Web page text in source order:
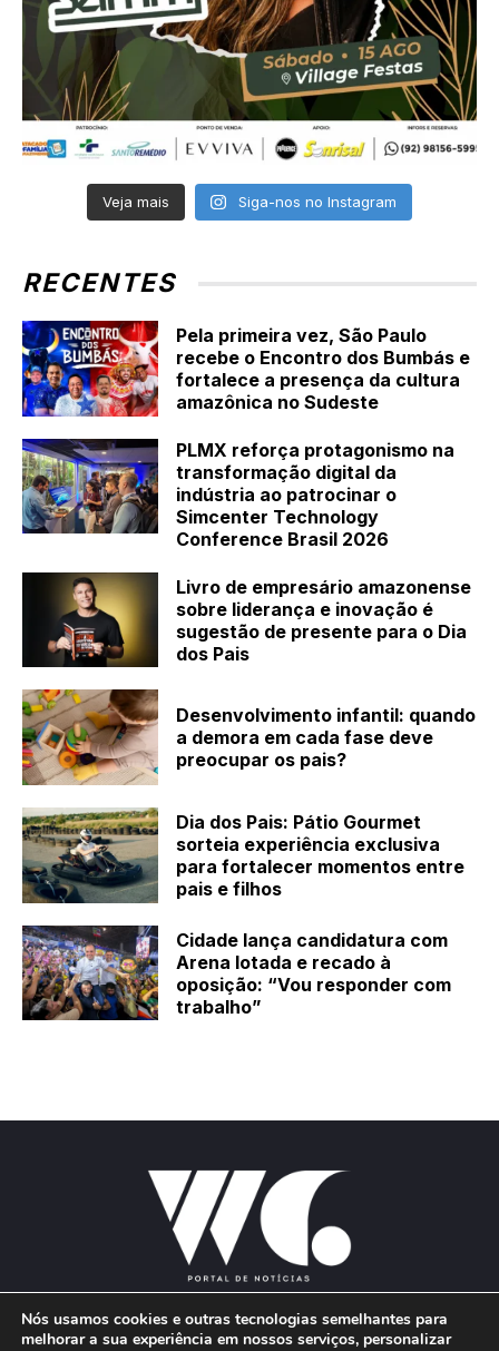
Veja mais Siga-nos no Instagram
RECENTES
Pela primeira vez, São Paulo
recebe o Encontro dos Bumbás e
fortalece a presença da cultura
amazônica no Sudeste
PLMX reforça protagonismo na
transformação digital da
indústria ao patrocinar o
Simcenter Technology
Conference Brasil 2026
Livro de empresário amazonense
sobre liderança e inovação é
sugestão de presente para o Dia
dos Pais
Desenvolvimento infantil: quando
a demora em cada fase deve
preocupar os pais?
Dia dos Pais: Pátio Gourmet
sorteia experiência exclusiva
para fortalecer momentos entre
pais e filhos
Cidade lança candidatura com
Arena lotada e recado à
oposição: “Vou responder com
trabalho”
Nós usamos cookies e outras tecnologias semelhantes para
melhorar a sua experiência em nossos serviços, personalizar